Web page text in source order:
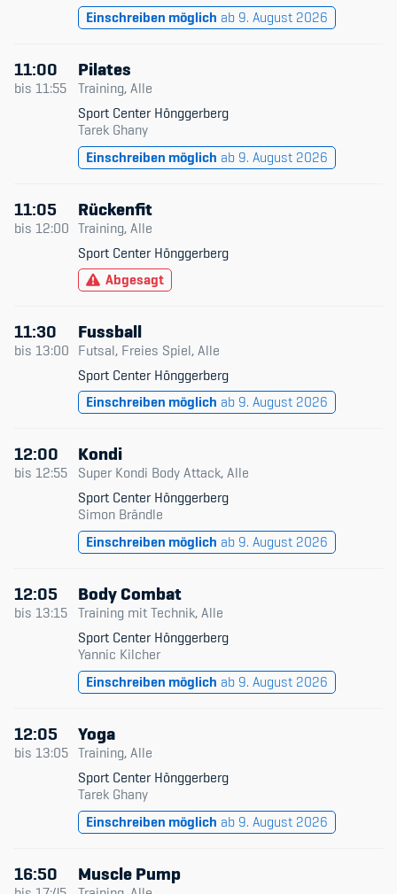
Einschreiben möglich ab 9. August 2026
11:00
bis 11:55
Pilates
Training, Alle
Sport Center Hönggerberg
Tarek Ghany
Einschreiben möglich ab 9. August 2026
11:05
bis 12:00
Rückenfit
Training, Alle
Sport Center Hönggerberg
Abgesagt
11:30
bis 13:00
Fussball
Futsal, Freies Spiel, Alle
Sport Center Hönggerberg
Einschreiben möglich ab 9. August 2026
12:00
bis 12:55
Kondi
Super Kondi Body Attack, Alle
Sport Center Hönggerberg
Simon Brändle
Einschreiben möglich ab 9. August 2026
12:05
bis 13:15
Body Combat
Training mit Technik, Alle
Sport Center Hönggerberg
Yannic Kilcher
Einschreiben möglich ab 9. August 2026
12:05
bis 13:05
Yoga
Training, Alle
Sport Center Hönggerberg
Tarek Ghany
Einschreiben möglich ab 9. August 2026
16:50 Muscle Pump